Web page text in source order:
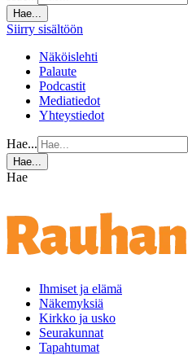
Hae...
Siirry sisältöön
Näköislehti
Palaute
Podcastit
Mediatiedot
Yhteystiedot
Hae...
Hae...
Hae
Ihmiset ja elämä
Näkemyksiä
Kirkko ja usko
Seurakunnat
Tapahtumat